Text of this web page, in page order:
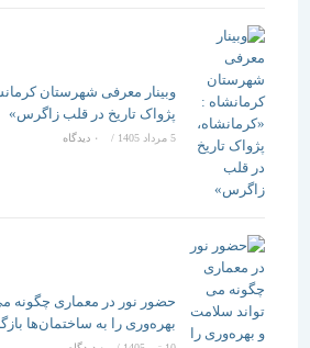
وبینار معرفی شهرستان کرمانشاه :
پژواک تاریخ در قلب زاگرس»
5 مرداد 1405 / ۰ دیدگاه
حضور نور در معماری چگونه می
بهره‌وری را به ساختمان‌ها بازگرداند؟